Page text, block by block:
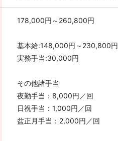
178,000円～260,800円
基本給:148,000円～230,800円
実務手当:30,000円
その他諸手当
夜勤手当：8,000円／回
日祝手当：1,000円／回
盆正月手当：2,000円／回